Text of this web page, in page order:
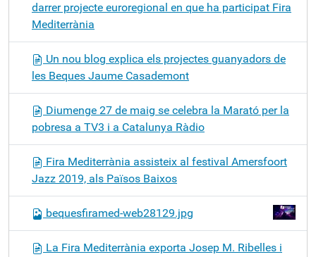
darrer projecte euroregional en que ha participat Fira
Mediterrània
Un nou blog explica els projectes guanyadors de
les Beques Jaume Casademont
Diumenge 27 de maig se celebra la Marató per la
pobresa a TV3 i a Catalunya Ràdio
Fira Mediterrània assisteix al festival Amersfoort
Jazz 2019, als Països Baixos
bequesfiramed-web28129.jpg
La Fira Mediterrània exporta Josep M. Ribelles i